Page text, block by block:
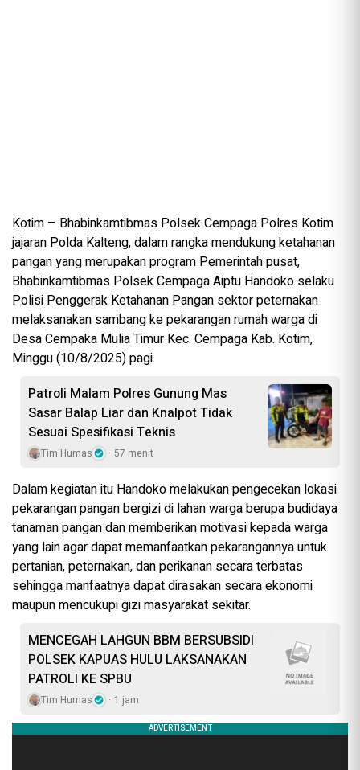
Kotim – Bhabinkamtibmas Polsek Cempaga Polres Kotim
jajaran Polda Kalteng, dalam rangka mendukung ketahanan
pangan yang merupakan program Pemerintah pusat,
Bhabinkamtibmas Polsek Cempaga Aiptu Handoko selaku
Polisi Penggerak Ketahanan Pangan sektor peternakan
melaksanakan sambang ke pekarangan rumah warga di
Desa Cempaka Mulia Timur Kec. Cempaga Kab. Kotim,
Minggu (10/8/2025) pagi.
Patroli Malam Polres Gunung Mas
Sasar Balap Liar dan Knalpot Tidak
Sesuai Spesifikasi Teknis
Tim Humas 57 menit
Dalam kegiatan itu Handoko melakukan pengecekan lokasi
pekarangan pangan bergizi di lahan warga berupa budidaya
tanaman pangan dan memberikan motivasi kepada warga
yang lain agar dapat memanfaatkan pekarangannya untuk
pertanian, peternakan, dan perikanan secara terbatas
sehingga manfaatnya dapat dirasakan secara ekonomi
maupun mencukupi gizi masyarakat sekitar.
MENCEGAH LAHGUN BBM BERSUBSIDI
POLSEK KAPUAS HULU LAKSANAKAN
PATROLI KE SPBU
Tim Humas 1 jam